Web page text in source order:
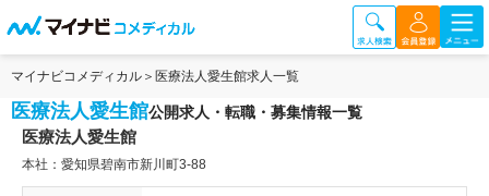
マイナビコメディカル 医療法人愛生館求人一覧
医療法人愛生館公開求人・転職・募集情報一覧
医療法人愛生館
本社：愛知県碧南市新川町3-88